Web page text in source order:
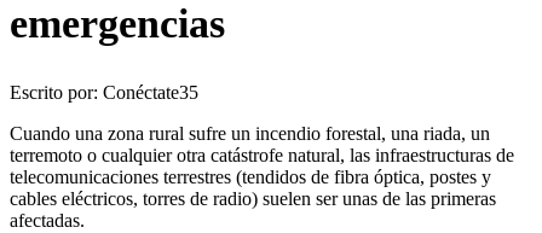
emergencias
Escrito por: Conéctate35
Cuando una zona rural sufre un incendio forestal, una riada, un
terremoto o cualquier otra catástrofe natural, las infraestructuras de
telecomunicaciones terrestres (tendidos de fibra óptica, postes y
cables eléctricos, torres de radio) suelen ser unas de las primeras
afectadas.